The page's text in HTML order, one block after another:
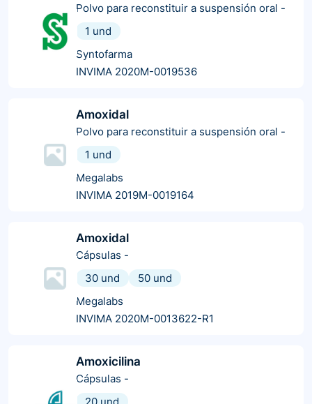
Polvo para reconstituir a suspensión oral -
1 und
Syntofarma
INVIMA 2020M-0019536
Amoxidal
Polvo para reconstituir a suspensión oral -
1 und
Megalabs
INVIMA 2019M-0019164
Amoxidal
Cápsulas -
30 und
50 und
Megalabs
INVIMA 2020M-0013622-R1
Amoxicilina
Cápsulas -
20 und